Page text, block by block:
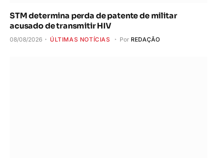
STM determina perda de patente de militar
acusado de transmitir HIV
08/08/2026 ÚLTIMAS NOTÍCIAS Por REDAÇÃO